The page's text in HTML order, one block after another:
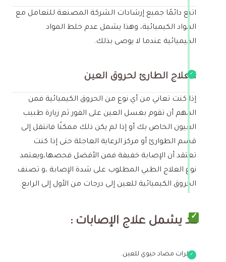
اتبع دائمًا جميع إرشادات الشركة المصنعة للتعامل مع
المواد الكيميائية، وهذا يشمل عدم خلط المواد
الكيميائية عندما لا يوصى بذلك.
العلاج الطارئ لحروق العين
إذا كنت تعاني من أي نوع من الحروق الكيميائية فمن
المهم أن تقوم بغسل العين على الفور ثم زيارة طبيب
العيون الخاص بك أو إذا لم يكن ذلك ممكنًا فانتقل إلى
قسم الطوارئ أو مركز الرعاية العاجلة حتى إذا كنت
تعتقد أن الإصابة خفيفة فمن الأفضل فحصها،ويعتمد
نوع العلاج الطبي المطلوب على شدة الإصابة ،و تصنف
الحروق الكيميائية للعين إلى درجات من الأول إلى الرابع.
قد يشمل علاج الإصابات :
قطرات مضاد حيوي للعين.